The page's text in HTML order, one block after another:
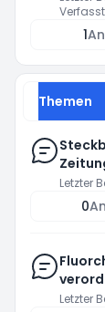
1
Themen
Letzter
0
Letzter